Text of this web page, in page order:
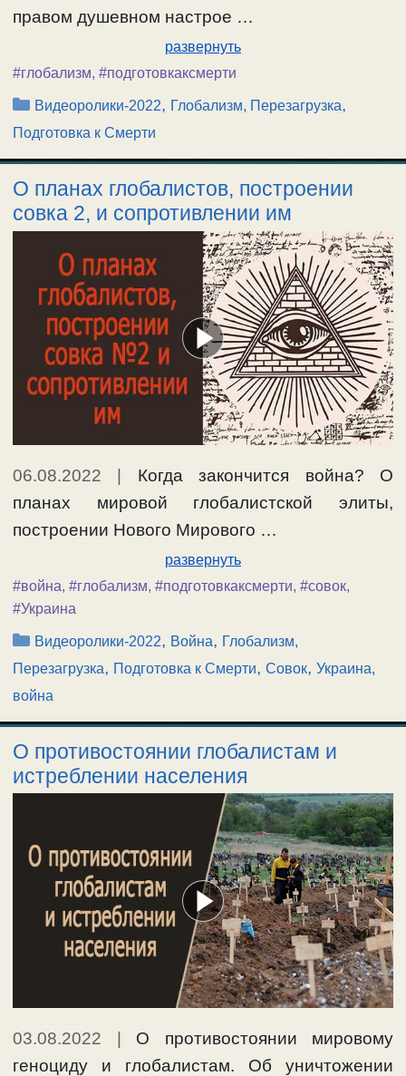
правом душевном настрое …
развернуть
#глобализм, #подготовкаксмерти
Рубрики
Видеоролики-2022, Глобализм, Перезагрузка,
Подготовка к Смерти
О планах глобалистов, построении
совка 2, и сопротивлении им
06.08.2022 | Когда закончится война? О
планах мировой глобалистской элиты,
построении Нового Мирового …
развернуть
#война, #глобализм, #подготовкаксмерти, #совок,
#Украина
Рубрики
Видеоролики-2022, Война, Глобализм,
Перезагрузка, Подготовка к Смерти, Совок, Украина,
война
О противостоянии глобалистам и
истреблении населения
03.08.2022 | О противостоянии мировому
геноциду и глобалистам. Об уничтожении